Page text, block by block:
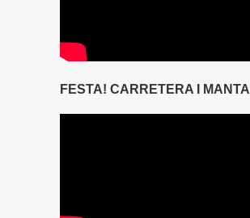
FESTA! CARRETERA I MANTA